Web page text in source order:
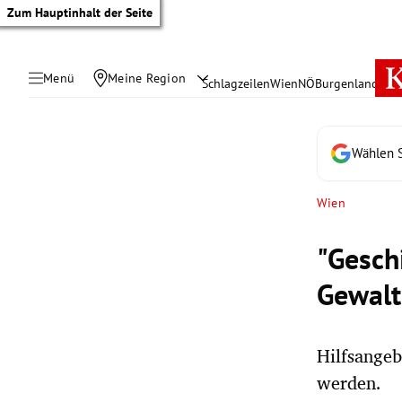
Zum Hauptinhalt der Seite
Menü Meine Region SchlagzeilenWienNÖBurgenland
Wählen
Wien
werden.